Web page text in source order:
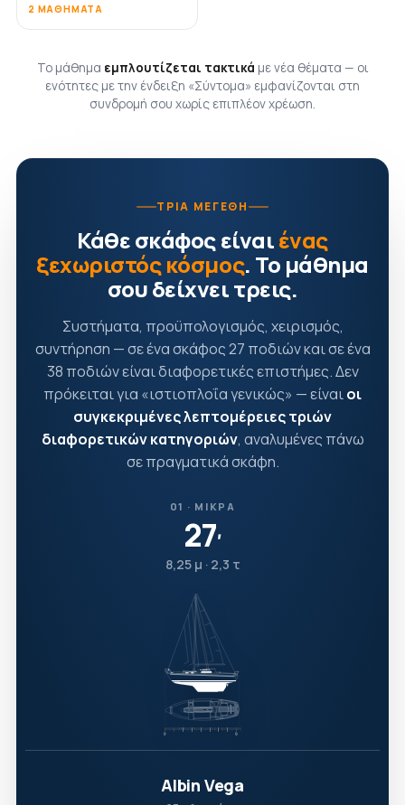
2 ΜΑΘΉΜΑΤΑ
Το μάθημα εμπλουτίζεται τακτικά με νέα θέματα — οι
ενότητες με την ένδειξη «Σύντομα» εμφανίζονται στη
συνδρομή σου χωρίς επιπλέον χρέωση.
ΤΡΊΑ ΜΕΓΈΘΗ
Κάθε σκάφος είναιένας
ξεχωριστός κόσμος. Το μάθημα
σου δείχνει τρεις.
Συστήματα, προϋπολογισμός, χειρισμός,
συντήρηση — σε ένα σκάφος 27 ποδιών και σε ένα
38 ποδιών είναι διαφορετικές επιστήμες. Δεν
πρόκειται για «ιστιοπλοΐα γενικώς» — είναιοι
συγκεκριμένες λεπτομέρειες τριών
διαφορετικών κατηγοριών, αναλυμένες πάνω
σε πραγματικά σκάφη.
01 · ΜΙΚΡΆ
27′
8,25 μ · 2,3 τ
Albin Vega